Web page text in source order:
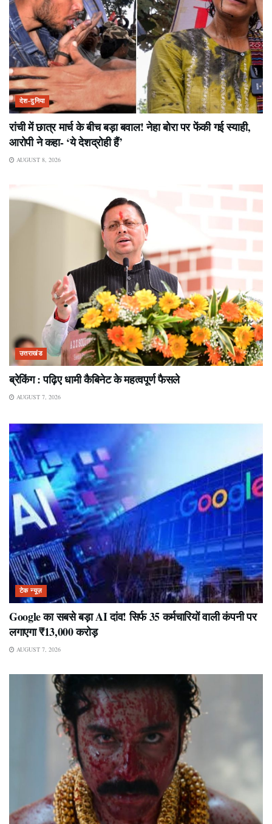
देश-दुनिया
रांची में छात्र मार्च के बीच बड़ा बवाल! नेहा बोरा पर फेंकी गई स्याही,
आरोपी ने कहा- ‘ये देशद्रोही हैं’
AUGUST 8, 2026
उत्तराखंड
ब्रेकिंग : पढ़िए धामी कैबिनेट के महत्वपूर्ण फैसले
AUGUST 7, 2026
टेक न्यूज़
Google का सबसे बड़ा AI दांव! सिर्फ 35 कर्मचारियों वाली कंपनी पर
लगाएगा ₹13,000 करोड़
AUGUST 7, 2026